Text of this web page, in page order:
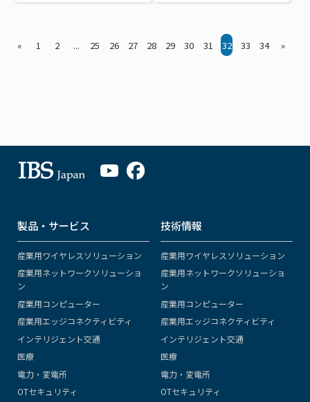
« 1 2 ... 25 26 27 28 29 30 31 32 33 34 »
製品・サービス
産業用ワイヤレスソリューション
産業用ネットワークソリューショ
ン
産業用コンピューター
産業用エッジコネクティビティ
インテリジェント交通
医療
電力・変電所
OTセキュリティ
技術情報
産業用ワイヤレスソリューション
産業用ネットワークソリューショ
ン
産業用コンピューター
産業用エッジコネクティビティ
インテリジェント交通
医療
電力・変電所
OTセキュリティ